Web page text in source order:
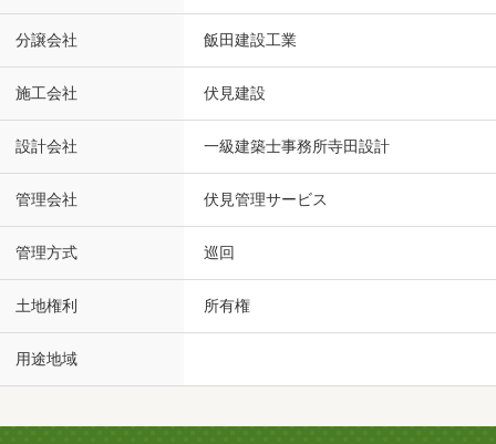
分譲会社 飯田建設工業
施工会社 伏見建設
設計会社 一級建築士事務所寺田設計
管理会社 伏見管理サービス
管理方式 巡回
土地権利 所有権
用途地域